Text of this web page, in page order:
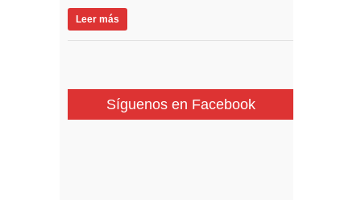
Leer más
Síguenos en Facebook